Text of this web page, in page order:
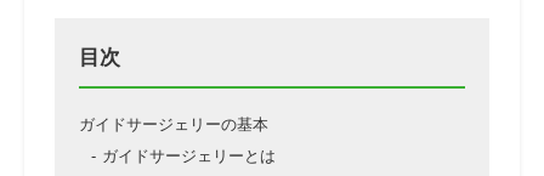
目次
ガイドサージェリーの基本
ガイドサージェリーとは